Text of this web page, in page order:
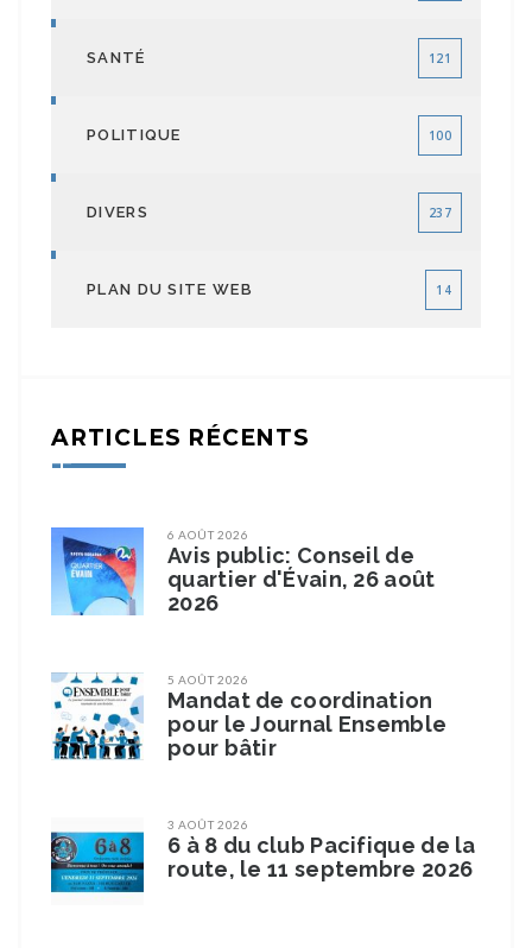
SANTÉ 121
POLITIQUE 100
DIVERS 237
PLAN DU SITE WEB 14
ARTICLES RÉCENTS
6 AOÛT 2026
Avis public: Conseil de
quartier d'Évain, 26 août
2026
5 AOÛT 2026
Mandat de coordination
pour le Journal Ensemble
pour bâtir
3 AOÛT 2026
6 à 8 du club Pacifique de la
route, le 11 septembre 2026